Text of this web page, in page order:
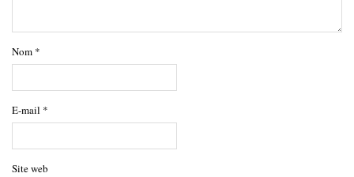
Nom *
E-mail *
Site web